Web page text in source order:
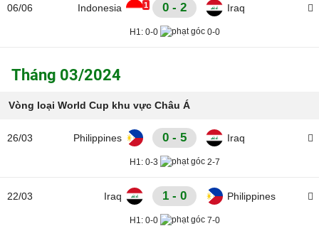
06/06 Indonesia 1 0 - 2 Iraq
H1: 0-0 0-0
Tháng 03/2024
Vòng loại World Cup khu vực Châu Á
26/03 Philippines 0 - 5 Iraq
H1: 0-3 2-7
22/03 Iraq 1 - 0 Philippines
H1: 0-0 7-0